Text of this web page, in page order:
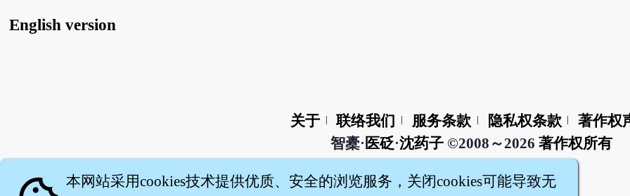
English version
关于 联络我们 服务条款 隐私权条款
著作权
智橐· 医砭·沈药子©2008～2026 著作权所有
本网站采用cookies技术提供优质、安全的浏览服务，关闭cookies可能导致无